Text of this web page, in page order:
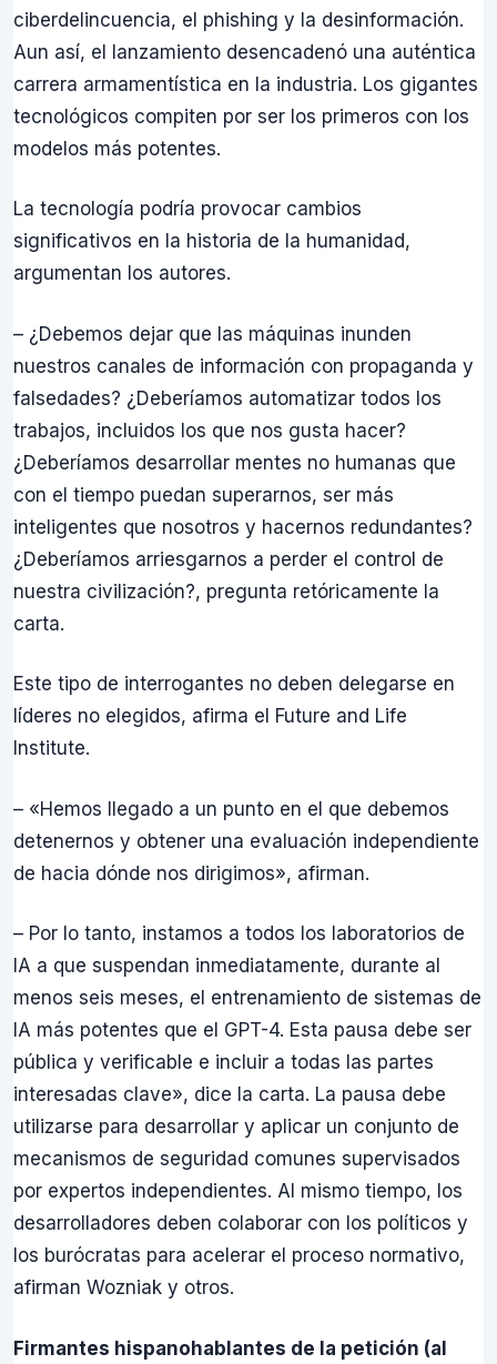
ciberdelincuencia, el phishing y la desinformación.
Aun así, el lanzamiento desencadenó una auténtica
carrera armamentística en la industria. Los gigantes
tecnológicos compiten por ser los primeros con los
modelos más potentes.
La tecnología podría provocar cambios
significativos en la historia de la humanidad,
argumentan los autores.
– ¿Debemos dejar que las máquinas inunden
nuestros canales de información con propaganda y
falsedades? ¿Deberíamos automatizar todos los
trabajos, incluidos los que nos gusta hacer?
¿Deberíamos desarrollar mentes no humanas que
con el tiempo puedan superarnos, ser más
inteligentes que nosotros y hacernos redundantes?
¿Deberíamos arriesgarnos a perder el control de
nuestra civilización?, pregunta retóricamente la
carta.
Este tipo de interrogantes no deben delegarse en
líderes no elegidos, afirma el Future and Life
Institute.
– «Hemos llegado a un punto en el que debemos
detenernos y obtener una evaluación independiente
de hacia dónde nos dirigimos», afirman.
– Por lo tanto, instamos a todos los laboratorios de
IA a que suspendan inmediatamente, durante al
menos seis meses, el entrenamiento de sistemas de
IA más potentes que el GPT-4. Esta pausa debe ser
pública y verificable e incluir a todas las partes
interesadas clave», dice la carta. La pausa debe
utilizarse para desarrollar y aplicar un conjunto de
mecanismos de seguridad comunes supervisados
por expertos independientes. Al mismo tiempo, los
desarrolladores deben colaborar con los políticos y
los burócratas para acelerar el proceso normativo,
afirman Wozniak y otros.
Firmantes hispanohablantes de la petición (al